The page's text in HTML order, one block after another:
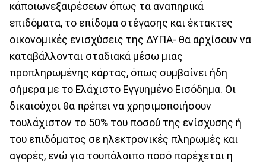
κάποιωνεξαιρέσεων όπως τα αναπηρικά
επιδόματα, το επίδομα στέγασης και έκτακτες
οικονομικές ενισχύσεις της ΔΥΠΑ- θα αρχίσουν να
καταβάλλονται σταδιακά μέσω μιας
προπληρωμένης κάρτας, όπως συμβαίνει ήδη
σήμερα με το Ελάχιστο Εγγυημένο Εισόδημα. Οι
δικαιούχοι θα πρέπει να χρησιμοποιήσουν
τουλάχιστον το 50% του ποσού της ενίσχυσης ή
του επιδόματος σε ηλεκτρονικές πληρωμές και
αγορές, ενώ για τουπόλοιπο ποσό παρέχεται η